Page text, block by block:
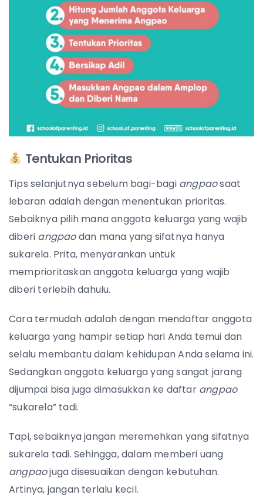
Tentukan Prioritas
Tips selanjutnya sebelum bagi-bagi angpaosaat
lebaran adalah dengan menentukan prioritas.
Sebaiknya pilih mana anggota keluarga yang wajib
diberi angpaodan mana yang sifatnya hanya
sukarela. Prita, menyarankan untuk
memprioritaskan anggota keluarga yang wajib
diberi terlebih dahulu.
Cara termudah adalah dengan mendaftar anggota
keluarga yang hampir setiap hari Anda temui dan
selalu membantu dalam kehidupan Anda selama ini.
Sedangkan anggota keluarga yang sangat jarang
dijumpai bisa juga dimasukkan ke daftar angpao
“sukarela” tadi.
Tapi, sebaiknya jangan meremehkan yang sifatnya
sukarela tadi. Sehingga, dalam memberi uang
angpaojuga disesuaikan dengan kebutuhan.
Artinya, jangan terlalu kecil.